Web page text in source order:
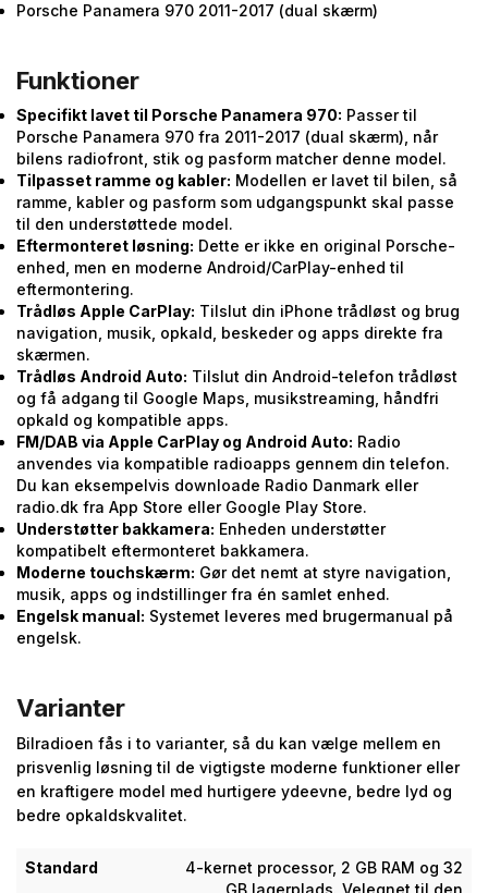
Porsche Panamera 970 2011-2017 (dual skærm)
Funktioner
Specifikt lavet til Porsche Panamera 970: Passer til
Porsche Panamera 970 fra 2011-2017 (dual skærm), når
bilens radiofront, stik og pasform matcher denne model.
Tilpasset ramme og kabler: Modellen er lavet til bilen, så
ramme, kabler og pasform som udgangspunkt skal passe
til den understøttede model.
Eftermonteret løsning: Dette er ikke en original Porsche-
enhed, men en moderne Android/CarPlay-enhed til
eftermontering.
Trådløs Apple CarPlay: Tilslut din iPhone trådløst og brug
navigation, musik, opkald, beskeder og apps direkte fra
skærmen.
Trådløs Android Auto: Tilslut din Android-telefon trådløst
og få adgang til Google Maps, musikstreaming, håndfri
opkald og kompatible apps.
FM/DAB via Apple CarPlay og Android Auto: Radio
anvendes via kompatible radioapps gennem din telefon.
Du kan eksempelvis downloade Radio Danmark eller
radio.dk fra App Store eller Google Play Store.
Understøtter bakkamera: Enheden understøtter
kompatibelt eftermonteret bakkamera.
Moderne touchskærm: Gør det nemt at styre navigation,
musik, apps og indstillinger fra én samlet enhed.
Engelsk manual: Systemet leveres med brugermanual på
engelsk.
Varianter
Bilradioen fås i to varianter, så du kan vælge mellem en
prisvenlig løsning til de vigtigste moderne funktioner eller
en kraftigere model med hurtigere ydeevne, bedre lyd og
bedre opkaldskvalitet.
Standard
4-kernet processor, 2 GB RAM og 32
GB lagerplads. Velegnet til den